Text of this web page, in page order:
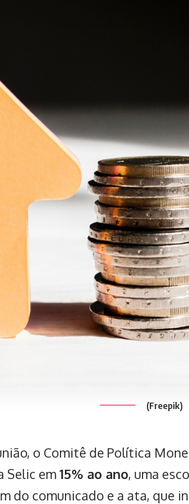
(Freepik)
o Comitê de Política
Selic em15% ao ano, uma
do comunicado e a ata, que